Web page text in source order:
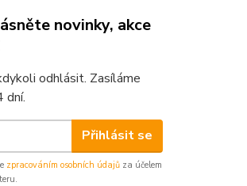
novinky, akce
odhlásit. Zasíláme
dní.
Přihlásit se
zpracováním osobních údajů za účelem